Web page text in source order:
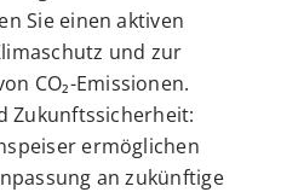
Sie einen aktiven
und zur
CO₂-Emissionen.
Zukunftssicherheit:
ermöglichen
an zukünftige